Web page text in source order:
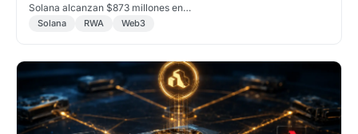
Solana alcanzan $873 millones en…
Solana RWA Web3